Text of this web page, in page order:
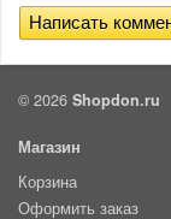
© 2026 Shopdon.ru
Магазин
Корзина
Оформить заказ